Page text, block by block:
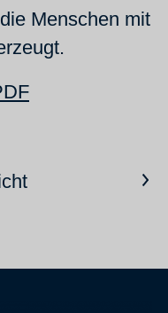
Menschen mit
Nächster Artikel